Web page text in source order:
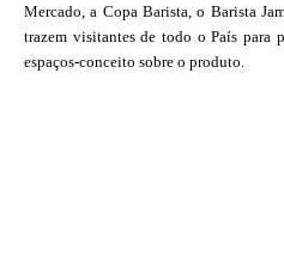
Mercado, a Copa Barista, o Barista
trazem visitantes de todo o País para
espaços-conceito sobre o produto.